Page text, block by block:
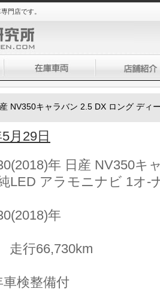
門店です。
NV350キャラバン 2.5 DX ロング ディ
月29日
年 日産 NV350キ
LED アラモニナビ 1オ-
年
走行66,730km
検整備付